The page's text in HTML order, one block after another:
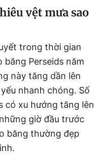
vệt mưa sao
trong thời gian
băng Perseids năm
này tăng dần lên
nhanh chóng. Số
có xu hướng tăng lên
giờ đầu trước
băng thường đẹp